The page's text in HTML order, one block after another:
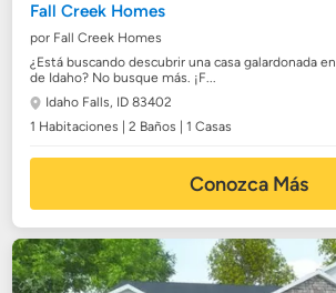
Fall Creek Homes
por Fall Creek Homes
¿Está buscando descubrir una casa galardonada
de Idaho? No busque más. ¡F...
Idaho Falls, ID 83402
1 Habitaciones | 2 Baños | 1 Casas
Conozca Más